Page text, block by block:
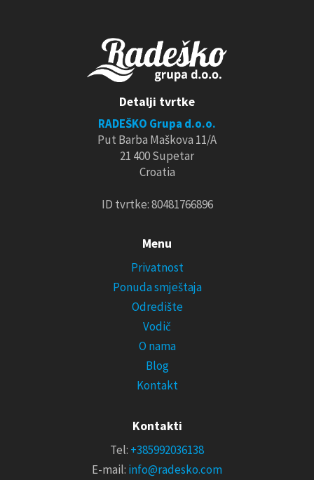
Detalji tvrtke
RADEŠKO Grupa d.o.o.
Put Barba Maškova 11/A
21 400 Supetar
Croatia
ID tvrtke: 80481766896
Menu
Privatnost
Ponuda smještaja
Odredište
Vodič
O nama
Blog
Kontakt
Kontakti
Tel: +385992036138
E-mail: info@radesko.com